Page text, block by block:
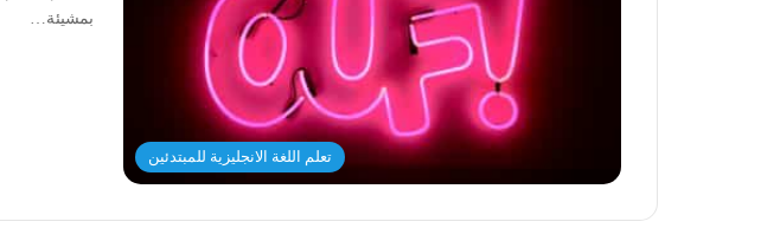
تعلم اللغة الانجليزية للمبتدئين
بمشيئة…